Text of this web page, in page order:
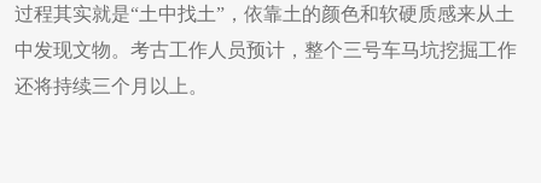
过程其实就是“土中找土”，依靠土的颜色和软硬质感来从土
中发现文物。考古工作人员预计，整个三号车马坑挖掘工作
还将持续三个月以上。